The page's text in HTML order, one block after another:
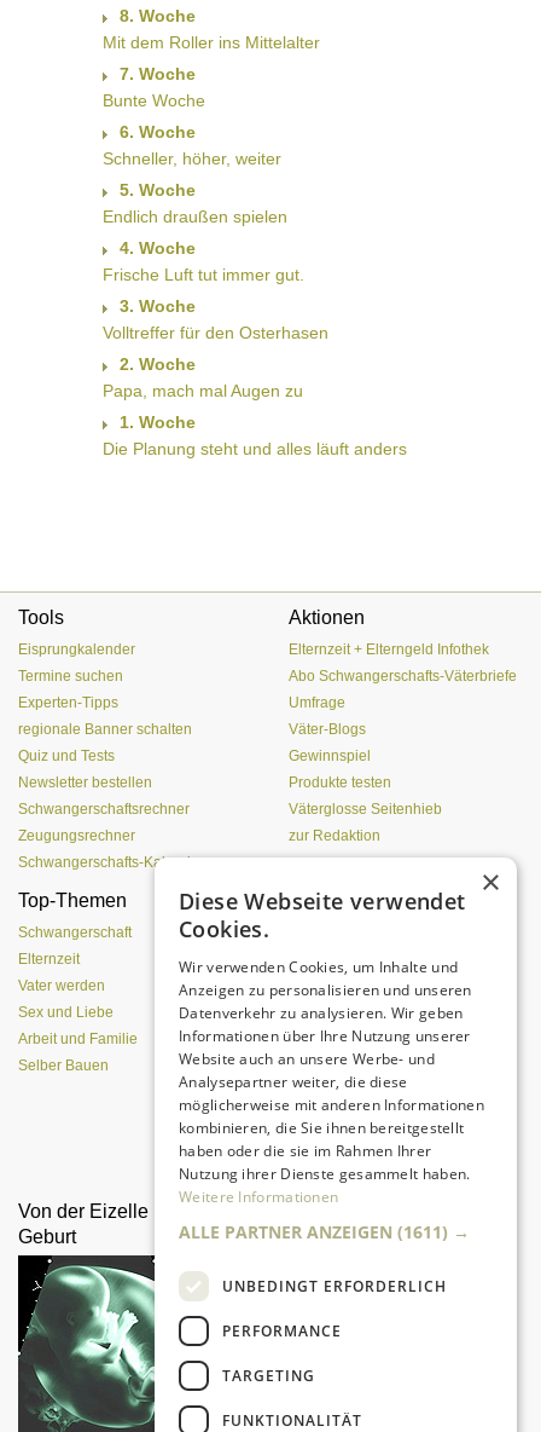
8. Woche
Mit dem Roller ins Mittelalter
7. Woche
Bunte Woche
6. Woche
Schneller, höher, weiter
5. Woche
Endlich draußen spielen
4. Woche
Frische Luft tut immer gut.
3. Woche
Volltreffer für den Osterhasen
2. Woche
Papa, mach mal Augen zu
1. Woche
Die Planung steht und alles läuft anders
Tools
Eisprungkalender
Termine suchen
Experten-Tipps
regionale Banner schalten
Quiz und Tests
Newsletter bestellen
Schwangerschaftsrechner
Zeugungsrechner
Schwangerschafts-Kalender
Aktionen
Elternzeit + Elterngeld Infothek
Abo Schwangerschafts-Väterbriefe
Umfrage
Väter-Blogs
Gewinnspiel
Produkte testen
Väterglosse Seitenhieb
zur Redaktion
Top-Themen
Schwangerschaft
Elternzeit
Vater werden
Sex und Liebe
Arbeit und Familie
Selber Bauen
Einen Lehmofen
Da sind Kinder mit Begeisterung
dabei.
Von der Eizelle bis zur
Geburt
Kinderunfällen
×
Diese Webseite verwendet
Cookies.
Wir verwenden Cookies, um Inhalte und
Anzeigen zu personalisieren und unseren
Datenverkehr zu analysieren. Wir geben
Informationen über Ihre Nutzung unserer
Website auch an unsere Werbe- und
Analysepartner weiter, die diese
möglicherweise mit anderen Informationen
kombinieren, die Sie ihnen bereitgestellt
haben oder die sie im Rahmen Ihrer
Nutzung ihrer Dienste gesammelt haben.
Weitere Informationen
ALLE PARTNER ANZEIGEN (1611) →
UNBEDINGT ERFORDERLICH
PERFORMANCE
TARGETING
FUNKTIONALITÄT